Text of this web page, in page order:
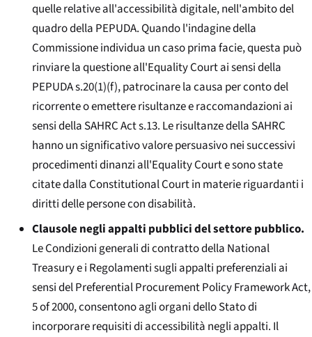
quelle relative all'accessibilità digitale, nell'ambito del
quadro della PEPUDA. Quando l'indagine della
Commissione individua un caso prima facie, questa può
rinviare la questione all'Equality Courtai sensi della
PEPUDA s.20(1)(f), patrocinare la causa per conto del
ricorrente o emettere risultanze e raccomandazioni ai
sensi della SAHRC Act s.13. Le risultanze della SAHRC
hanno un significativo valore persuasivo nei successivi
procedimenti dinanzi all'Equality Courte sono state
citate dallaConstitutional Courtin materie riguardanti i
diritti delle persone con disabilità.
Clausole negli appalti pubblici del settore pubblico.
Le Condizioni generali di contratto della National
Treasury e i Regolamenti sugli appalti preferenziali ai
sensi delPreferential Procurement Policy Framework Act,
5 of 2000, consentono agli organi dello Stato di
incorporare requisiti di accessibilità negli appalti. Il